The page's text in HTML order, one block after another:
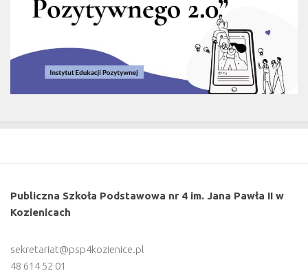
Publiczna Szkoła Podstawowa nr 4 im. Jana Pawła II w
Kozienicach
sekretariat@psp4kozienice.pl
48 614 52 01